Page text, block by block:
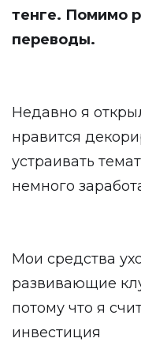
тенге. Помимо
переводы.
Недавно я
нравится
устраивать
немного
Мои средства
развивающие
потому что я
инвестиция